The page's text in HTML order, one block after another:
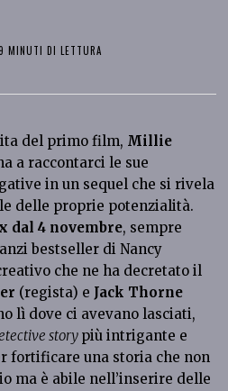
9 MINUTI DI LETTURA
del primo film, Millie
a raccontarci le sue
in un sequel che si rivela
delle proprie potenzialità.
dal 4 novembre, sempre
bestseller di Nancy
che ne ha decretato il
(regista) e Jack Thorne
lì dove ci avevano lasciati,
story più intrigante e
fortificare una storia che non
ma è abile nell’inserire delle